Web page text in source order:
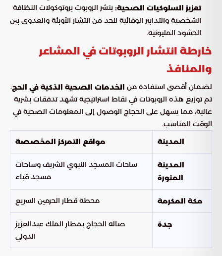
تعزيز السلوكيات الصحية: ينشر الروبوت بروتوكولات النظافة
الشخصية والتدابير الوقائية للحد من انتشار الأوبئة والعدوى بين
الحشود المليونية.
خارطة انتشار الروبوتات في المشاعر
والمنافذ
لضمان أقصى استفادة من الخدمات الصحية الذكية في الحج،
تم توزيع هذه الروبوتات في نقاط استراتيجية تشهد تدفقات بشرية
عالية، مما يسهل على الحجاج الوصول إلى المعلومات الصحية في
الوقت المناسب.
المدينة
مواقع التمركز المخصصة
المدينة
المنورة
ساحات المسجد النبوي الشريف وساحات
مسجد قباء
مكة المكرمة محطة قطار الحرمين السريع
جدة
صالة الحجاج بمطار الملك عبدالعزيز
الدولي